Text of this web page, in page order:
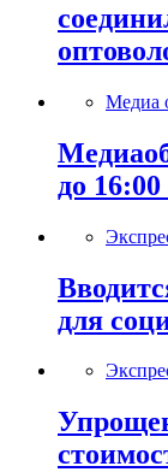
Медиа
до 16:00
для